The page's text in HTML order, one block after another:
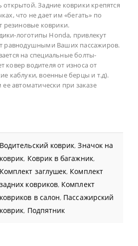
Задние коврики крепятся
что не дает им «бегать» по
резиновые коврики.
логотипы Honda, привлекут
равнодушными Ваших пассажиров.
на специальные болты-
ковер водителя от износа от
каблуки, военные берцы и т.д).
автоматически при заказе
Водительский коврик,Значок на
коврик, Коврик в багажник,
Комплект заглушек, Комплект
задних ковриков, Комплект
ковриков в салон, Пассажирский
коврик, Подпятник